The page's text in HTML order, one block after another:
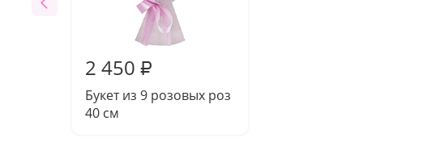
2 450 ₽
Букет из 9 розовых роз
40 см